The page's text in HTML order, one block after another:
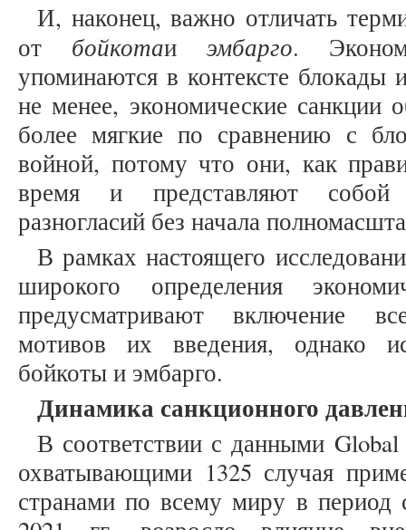
И, наконец, важно отличать
от бойкотаи эмбарго.
упоминаются в контексте
не менее, экономические санкции
более мягкие по сравнению с
войной, потому что они, как
время и представляют собой
разногласий без начала
В рамках настоящего
широкого определения
предусматривают включение
мотивов их введения, однако
бойкоты и эмбарго.
Динамика санкционного
В соответствии с данными
охватывающими 1325 случая
странами по всему миру в период